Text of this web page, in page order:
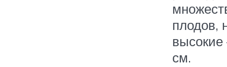
плодов,
см.